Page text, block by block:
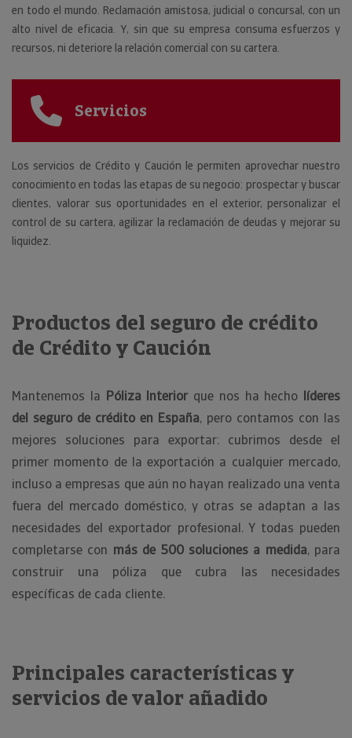
en todo el mundo. Reclamación amistosa, judicial o concursal, con un
alto nivel de eficacia. Y, sin que su empresa consuma esfuerzos y
recursos, ni deteriore la relación comercial con su cartera.
Servicios
Los servicios de Crédito y Caución le permiten aprovechar nuestro
conocimiento en todas las etapas de su negocio: prospectar y buscar
clientes, valorar sus oportunidades en el exterior, personalizar el
control de su cartera, agilizar la reclamación de deudas y mejorar su
liquidez.
Productos del seguro de crédito
de Crédito y Caución
Mantenemos la Póliza Interior que nos ha hecho líderes
del seguro de crédito en España, pero contamos con las
mejores soluciones para exportar: cubrimos desde el
primer momento de la exportación a cualquier mercado,
incluso a empresas que aún no hayan realizado una venta
fuera del mercado doméstico, y otras se adaptan a las
necesidades del exportador profesional. Y todas pueden
completarse con más de 500 soluciones a medida, para
construir una póliza que cubra las necesidades
específicas de cada cliente.
Principales características y
servicios de valor añadido